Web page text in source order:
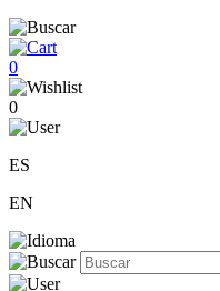
0
0
ES
EN